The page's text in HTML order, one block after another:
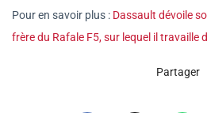
Pour en savoir plus : Dassault dévoile
frère du Rafale F5, sur lequel il travaille
Partager